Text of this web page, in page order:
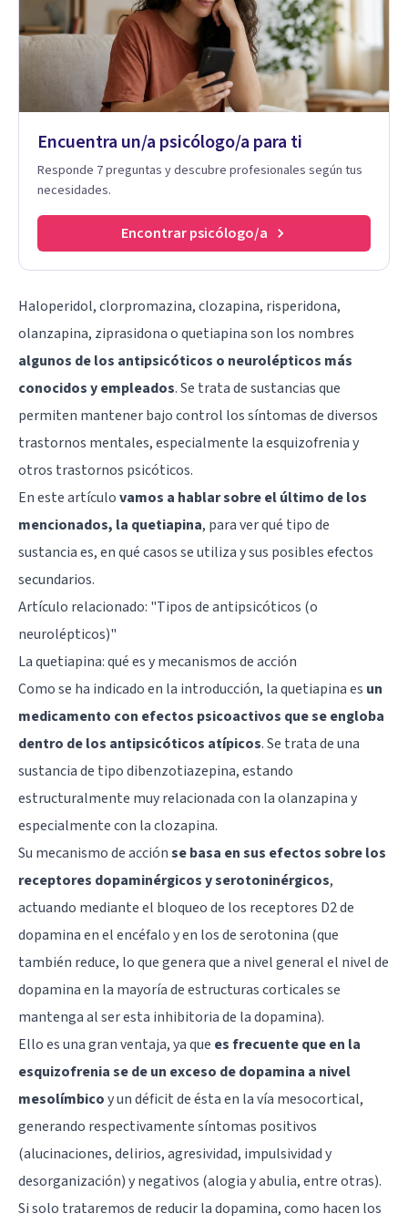
Encuentra un/a psicólogo/a para ti
Responde 7 preguntas y descubre profesionales según tus
necesidades.
Encontrar psicólogo/a
Haloperidol, clorpromazina, clozapina, risperidona,
olanzapina, ziprasidona o quetiapina son los nombres
algunos de los antipsicóticos o neurolépticos más
conocidos y empleados. Se trata de sustancias que
permiten mantener bajo control los síntomas de diversos
trastornos mentales, especialmente la esquizofrenia y
otros trastornos psicóticos.
En este artículovamos a hablar sobre el último de los
mencionados, la quetiapina, para ver qué tipo de
sustancia es, en qué casos se utiliza y sus posibles efectos
secundarios.
Artículo relacionado: "Tipos de antipsicóticos (o
neurolépticos)"
La quetiapina: qué es y mecanismos de acción
Como se ha indicado en la introducción, la quetiapina es un
medicamento con efectos psicoactivos que se engloba
dentro de los antipsicóticos atípicos. Se trata de una
sustancia de tipo dibenzotiazepina, estando
estructuralmente muy relacionada con la olanzapina y
especialmente con la clozapina.
Su mecanismo de acciónse basa en sus efectos sobre los
receptores dopaminérgicos y serotoninérgicos,
actuando mediante el bloqueo de los receptores D2 de
dopamina en el encéfalo y en los de serotonina (que
también reduce, lo que genera que a nivel general el nivel de
dopamina en la mayoría de estructuras corticales se
mantenga al ser esta inhibitoria de la dopamina).
Ello es una gran ventaja, ya que es frecuente que en la
esquizofrenia se de un exceso de dopamina a nivel
mesolímbicoy un déficit de ésta en la vía mesocortical,
generando respectivamente síntomas positivos
(alucinaciones, delirios, agresividad, impulsividad y
desorganización) y negativos (alogiayabulia, entre otras).
Si solo trataremos de reducir la dopamina, como hacen los